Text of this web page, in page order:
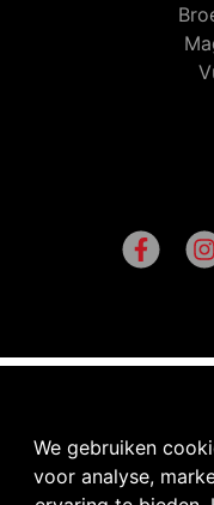
We gebruiken
voor analyse,